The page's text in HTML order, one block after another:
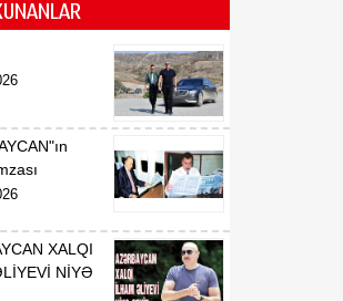
Elm və
ilə
Respublikasının
illik təhsil
qarşılıqlı
haqqında
08 Avqust
00:57
XALQI
NİYƏ